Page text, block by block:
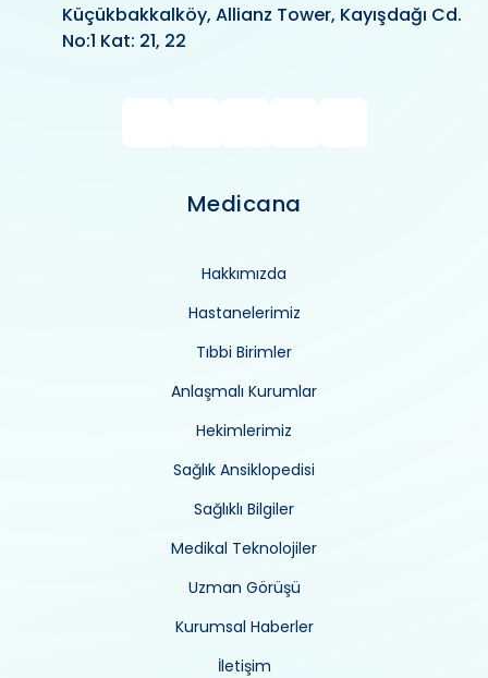
Küçükbakkalköy, Allianz Tower, Kayışdağı Cd.
No:1 Kat: 21, 22
Medicana
Hakkımızda
Hastanelerimiz
Tıbbi Birimler
Anlaşmalı Kurumlar
Hekimlerimiz
Sağlık Ansiklopedisi
Sağlıklı Bilgiler
Medikal Teknolojiler
Uzman Görüşü
Kurumsal Haberler
İletişim